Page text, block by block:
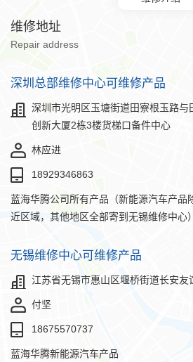
维修地址
Repair address
深圳总部维修中心可维修产品
深圳市光明区玉塘街道田寮根玉路
创新大厦2栋3楼货梯口备件中心
林应进
18929346863
蓝海华腾公司所有产品（新能源汽车产品
近区域，其他地区全部寄到无锡维修中心）
无锡维修中心可维修产品
江苏省无锡市惠山区堰桥街道长安友
付坚
18675570737
蓝海华腾新能源汽车产品